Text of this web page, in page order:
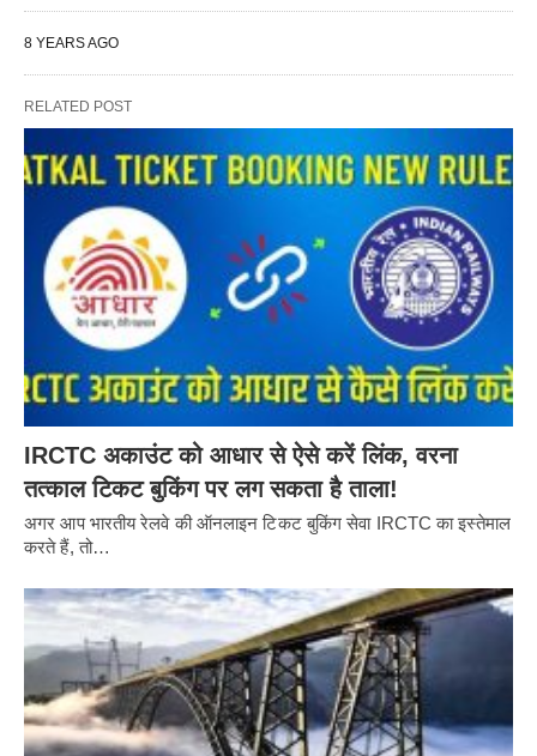
8 YEARS AGO
RELATED POST
IRCTC अकाउंट को आधार से ऐसे करें लिंक, वरना
तत्काल टिकट बुकिंग पर लग सकता है ताला!
अगर आप भारतीय रेलवे की ऑनलाइन टिकट बुकिंग सेवा IRCTC का इस्तेमाल
करते हैं, तो…